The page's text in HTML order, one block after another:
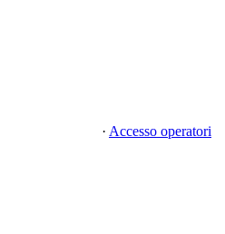
· Accesso operatori